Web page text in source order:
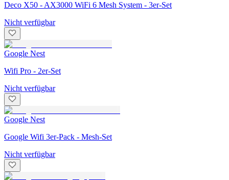
Deco X50 - AX3000 WiFi 6 Mesh System - 3er-Set
Nicht verfügbar
Google Nest
Wifi Pro - 2er-Set
Nicht verfügbar
Google Nest
Google Wifi 3er-Pack - Mesh-Set
Nicht verfügbar